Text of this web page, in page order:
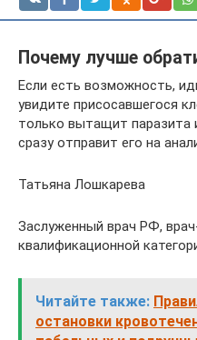
Почему лучше
Если есть возможность,
увидите присосавшегося
только вытащит паразита
сразу отправит его на
Татьяна Лошкарева
Заслуженный врач РФ,
квалификационной
Читайте также:
остановки